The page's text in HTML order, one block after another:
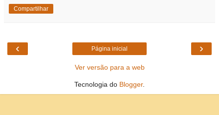
Compartilhar
‹ ›
Página inicial
Ver versão para a web
Tecnologia do Blogger.